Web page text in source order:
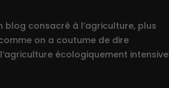
blog consacré à l’agriculture, plus
on a coutume de dire
l’agriculture écologiquement intensive